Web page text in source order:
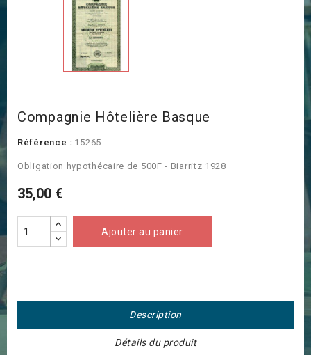
Compagnie Hôtelière Basque
Référence : 15265
Obligation hypothécaire de 500F - Biarritz 1928
35,00 €
Ajouter au panier
Description
Détails du produit